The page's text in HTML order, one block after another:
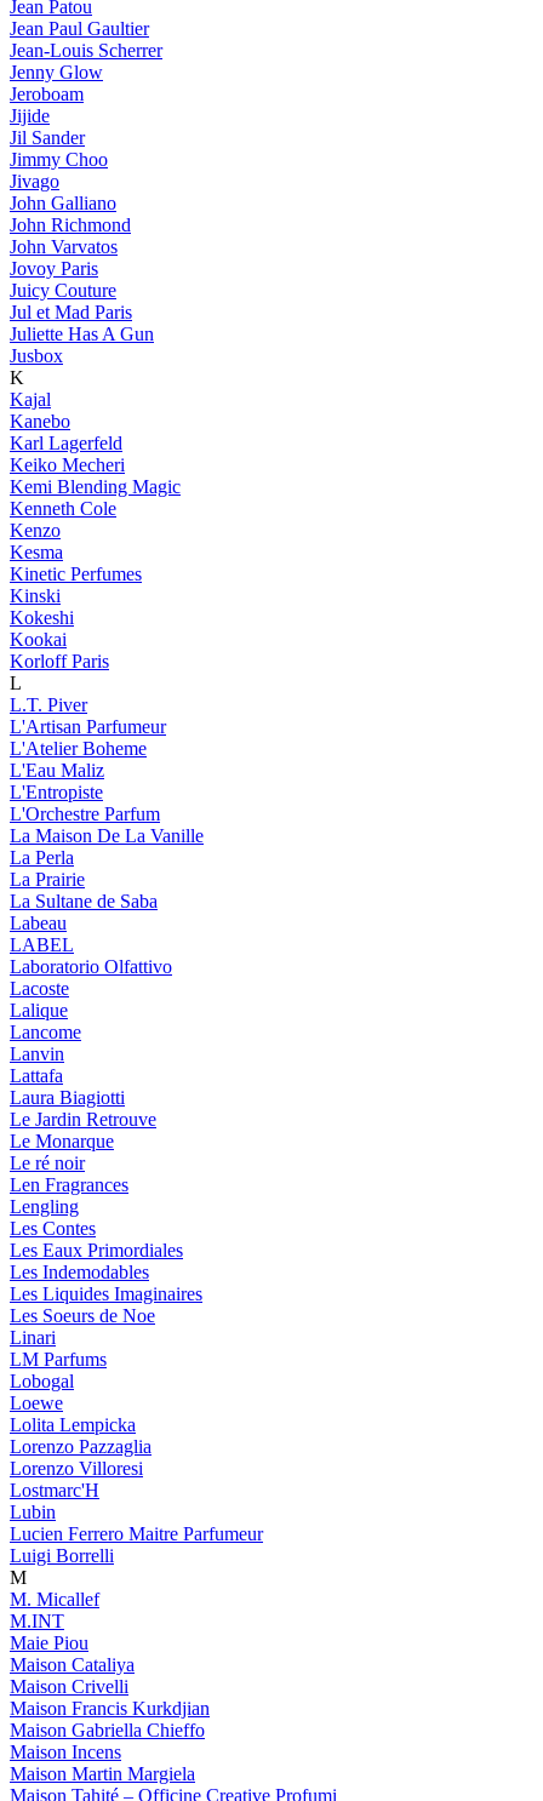
Jean Patou
Jean Paul Gaultier
Jean-Louis Scherrer
Jenny Glow
Jeroboam
Jijide
Jil Sander
Jimmy Choo
Jivago
John Galliano
John Richmond
John Varvatos
Jovoy Paris
Juicy Couture
Jul et Mad Paris
Juliette Has A Gun
Jusbox
K
Kajal
Kanebo
Karl Lagerfeld
Keiko Mecheri
Kemi Blending Magic
Kenneth Cole
Kenzo
Kesma
Kinetic Perfumes
Kinski
Kokeshi
Kookai
Korloff Paris
L
L.T. Piver
L'Artisan Parfumeur
L'Atelier Boheme
L'Eau Maliz
L'Entropiste
L'Orchestre Parfum
La Maison De La Vanille
La Perla
La Prairie
La Sultane de Saba
Labeau
LABEL
Laboratorio Olfattivo
Lacoste
Lalique
Lancome
Lanvin
Lattafa
Laura Biagiotti
Le Jardin Retrouve
Le Monarque
Le ré noir
Len Fragrances
Lengling
Les Contes
Les Eaux Primordiales
Les Indemodables
Les Liquides Imaginaires
Les Soeurs de Noe
Linari
LM Parfums
Lobogal
Loewe
Lolita Lempicka
Lorenzo Pazzaglia
Lorenzo Villoresi
Lostmarc'H
Lubin
Lucien Ferrero Maitre Parfumeur
Luigi Borrelli
M
M. Micallef
M.INT
Maie Piou
Maison Cataliya
Maison Crivelli
Maison Francis Kurkdjian
Maison Gabriella Chieffo
Maison Incens
Maison Martin Margiela
Maison Tahité – Officine Creative Profumi